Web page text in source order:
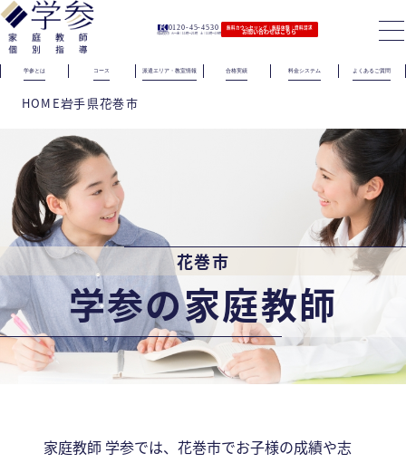
0120-45-4530
（電話受付）火〜金｜11時〜21時 土｜11時〜19時
無料カウンセリング｜無料体験｜資料請求
お問い合わせはこちら
学参とは コース 派遣エリア・教室情報 合格実績 料金システム よくあるご質問
HOME岩手県花巻市
花巻市
学参の家庭教師
家庭教師 学参では、花巻市でお子様の成績や志